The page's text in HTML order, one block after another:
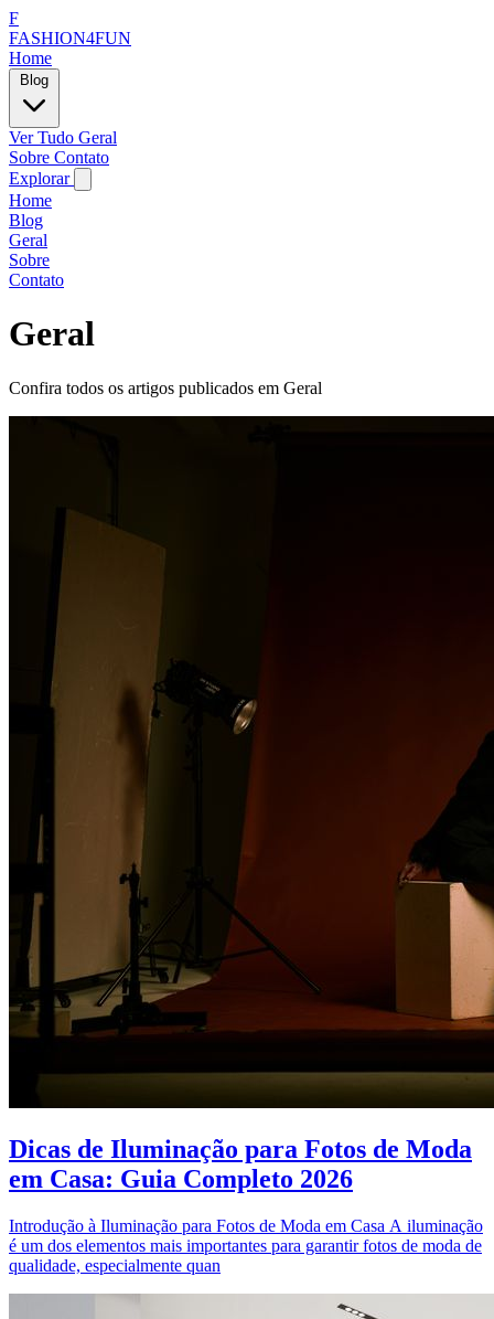
F
FASHION4FUN
Home
Ver Tudo Geral
Sobre Contato
Explorar
Home
Blog
Geral
Sobre
Contato
Geral
Confira todos os artigos publicados em Geral
Dicas de Iluminação para Fotos de Moda
em Casa: Guia Completo 2026
Introdução à Iluminação para Fotos de Moda em Casa A iluminação
é um dos elementos mais importantes para garantir fotos de moda de
qualidade, especialmente quan